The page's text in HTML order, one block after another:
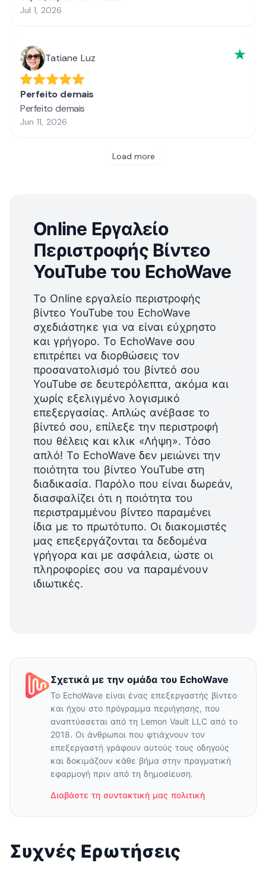
Online Εργαλείο
Περιστροφής Βίντεο
YouTube του EchoWave
Το Online εργαλείο περιστροφής
βίντεο YouTube του EchoWave
σχεδιάστηκε για να είναι εύχρηστο
και γρήγορο. Το EchoWave σου
επιτρέπει να διορθώσεις τον
προσανατολισμό του βίντεό σου
YouTube σε δευτερόλεπτα, ακόμα και
χωρίς εξελιγμένο λογισμικό
επεξεργασίας. Απλώς ανέβασε το
βίντεό σου, επίλεξε την περιστροφή
που θέλεις και κλικ «Λήψη». Τόσο
απλό! Το EchoWave δεν μειώνει την
ποιότητα του βίντεο YouTube στη
διαδικασία. Παρόλο που είναι δωρεάν,
διασφαλίζει ότι η ποιότητα του
περιστραμμένου βίντεο παραμένει
ίδια με το πρωτότυπο. Οι διακομιστές
μας επεξεργάζονται τα δεδομένα
γρήγορα και με ασφάλεια, ώστε οι
πληροφορίες σου να παραμένουν
ιδιωτικές.
Σχετικά με την ομάδα του EchoWave
Το EchoWave είναι ένας επεξεργαστής βίντεο
και ήχου στο πρόγραμμα περιήγησης, που
αναπτύσσεται από τη Lemon Vault LLC από το
2018. Οι άνθρωποι που φτιάχνουν τον
επεξεργαστή γράφουν αυτούς τους οδηγούς
και δοκιμάζουν κάθε βήμα στην πραγματική
εφαρμογή πριν από τη δημοσίευση.
Διαβάστε τη συντακτική μας πολιτική
Συχνές Ερωτήσεις